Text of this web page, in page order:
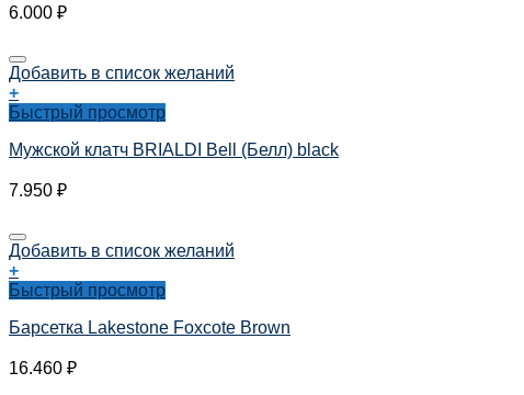
6.000 ₽
Добавить в список желаний
+
Быстрый просмотр
Мужской клатч BRIALDI Bell (Белл) black
7.950 ₽
Добавить в список желаний
+
Быстрый просмотр
Барсетка Lakestone Foxcote Brown
16.460 ₽